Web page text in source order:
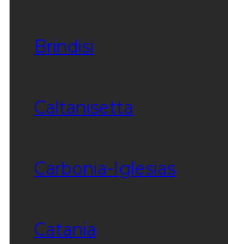
Brindisi
Caltanisetta
Carbonia-Iglesias
Catania